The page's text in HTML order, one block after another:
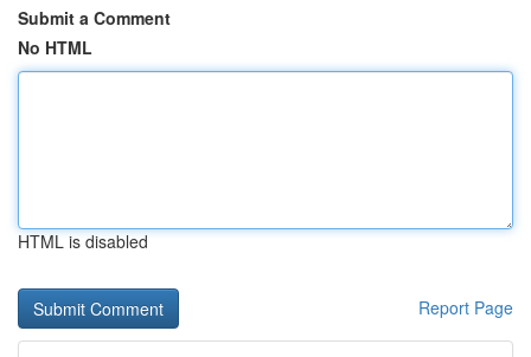
Submit a Comment
No HTML
HTML is disabled
Report Page